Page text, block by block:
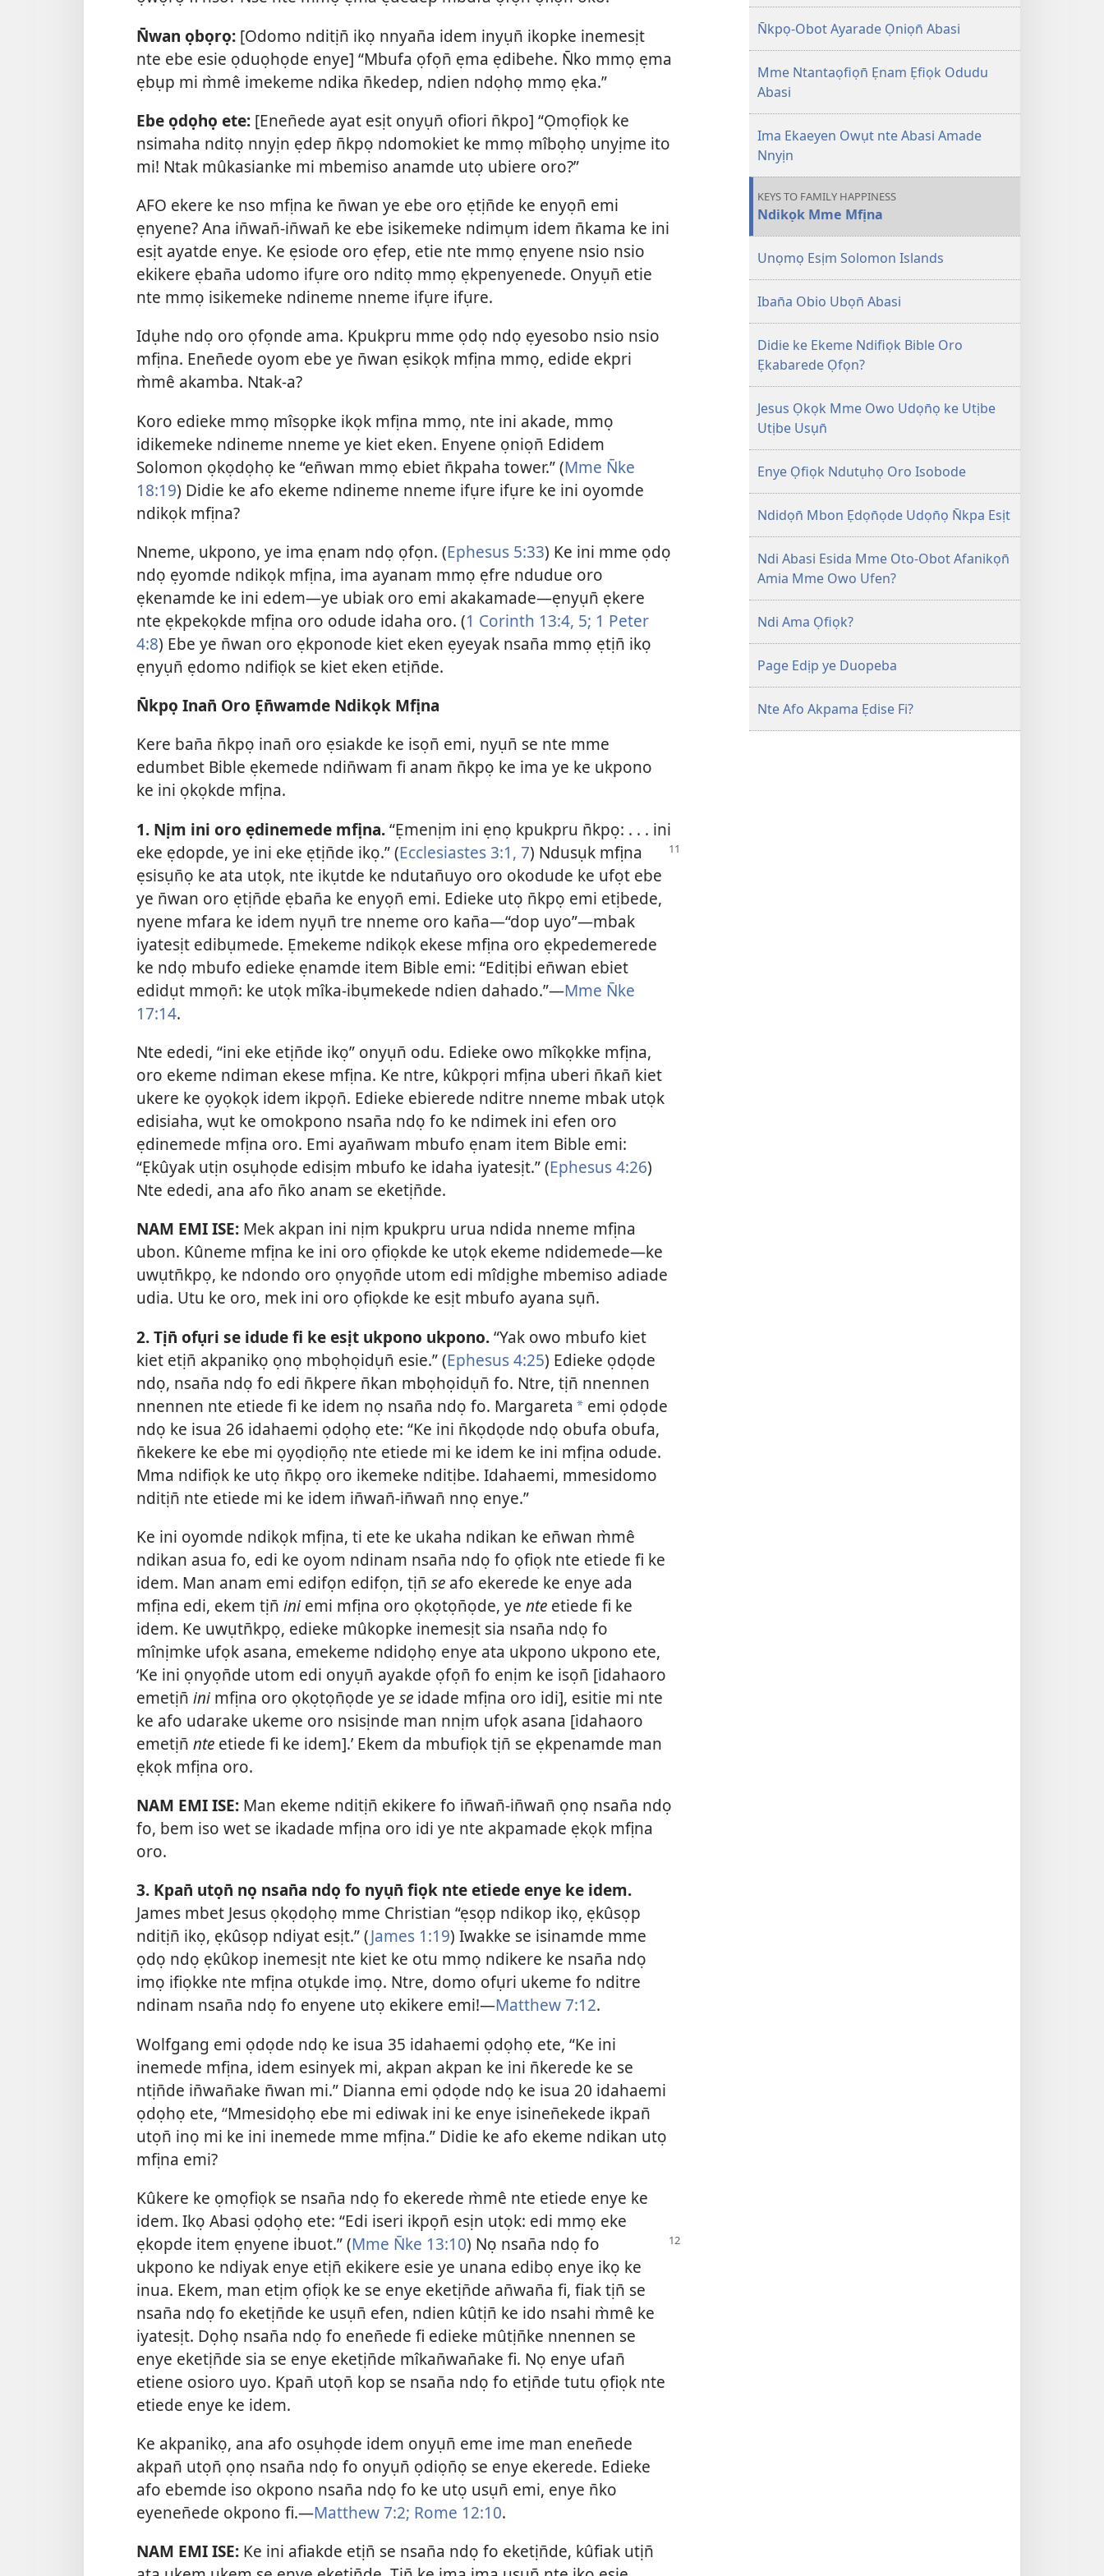
N̄wan ọbọrọ: [Odomo nditịn̄ ikọ nnyan̄a idem inyụn̄ ikopke inemesịt
nte ebe esie ọduọhọde enye] “Mbufa ọfọn̄ ẹma ẹdibehe. N̄ko mmọ ẹma
ẹbụp mi m̀mê imekeme ndika n̄kedep, ndien ndọhọ mmọ ẹka.”
Ebe ọdọhọ ete: [Enen̄ede ayat esịt onyụn̄ ofiori n̄kpo] “Ọmọfiọk ke
nsimaha nditọ nnyịn ẹdep n̄kpọ ndomokiet ke mmọ mîbọhọ unyịme ito
mi! Ntak mûkasianke mi mbemiso anamde utọ ubiere oro?”
AFO ekere ke nso mfịna ke n̄wan ye ebe oro ẹtịn̄de ke enyọn̄ emi
ẹnyene? Ana in̄wan̄-in̄wan̄ ke ebe isikemeke ndimụm idem n̄kama ke ini
esịt ayatde enye. Ke ẹsiode oro ẹfep, etie nte mmọ ẹnyene nsio nsio
ekikere ẹban̄a udomo ifụre oro nditọ mmọ ẹkpenyenede. Onyụn̄ etie
nte mmọ isikemeke ndineme nneme ifụre ifụre.
Idụhe ndọ oro ọfọnde ama. Kpukpru mme ọdọ ndọ ẹyesobo nsio nsio
mfịna. Enen̄ede oyom ebe ye n̄wan ẹsikọk mfịna mmọ, edide ekpri
m̀mê akamba. Ntak-a?
Koro edieke mmọ mîsọpke ikọk mfịna mmọ, nte ini akade, mmọ
idikemeke ndineme nneme ye kiet eken. Enyene ọniọn̄ Edidem
Solomon ọkọdọhọ ke “en̄wan mmọ ebiet n̄kpaha tower.” (Mme N̄ke
18:19) Didie ke afo ekeme ndineme nneme ifụre ifụre ke ini oyomde
ndikọk mfịna?
Nneme, ukpono, ye ima ẹnam ndọ ọfọn. (Ephesus 5:33) Ke ini mme ọdọ
ndọ ẹyomde ndikọk mfịna, ima ayanam mmọ ẹfre ndudue oro
ẹkenamde ke ini edem—ye ubiak oro emi akakamade—ẹnyụn̄ ẹkere
nte ẹkpekọkde mfịna oro odude idaha oro. (1 Corinth 13:4, 5; 1 Peter
4:8) Ebe ye n̄wan oro ẹkponode kiet eken ẹyeyak nsan̄a mmọ ẹtịn̄ ikọ
ẹnyụn̄ ẹdomo ndifiọk se kiet eken etịn̄de.
N̄kpọ Inan̄ Oro Ẹn̄wamde Ndikọk Mfịna
Kere ban̄a n̄kpọ inan̄ oro ẹsiakde ke isọn̄ emi, nyụn̄ se nte mme
edumbet Bible ẹkemede ndin̄wam fi anam n̄kpọ ke ima ye ke ukpono
ke ini ọkọkde mfịna.
1. Nịm ini oro ẹdinemede mfịna.“Ẹmenịm ini ẹnọ kpukpru n̄kpọ: . . . ini
eke ẹdopde, ye ini eke ẹtịn̄de ikọ.” (Ecclesiastes 3:1, 7) Ndusụk mfịna
ẹsisụn̄ọ ke ata utọk, nte ikụtde ke ndutan̄uyo oro okodude ke ufọt ebe
ye n̄wan oro ẹtịn̄de ẹban̄a ke enyọn̄ emi. Edieke utọ n̄kpọ emi etịbede,
nyene mfara ke idem nyụn̄ tre nneme oro kan̄a—“dop uyo”—mbak
iyatesịt edibụmede. Ẹmekeme ndikọk ekese mfịna oro ẹkpedemerede
ke ndọ mbufo edieke ẹnamde item Bible emi: “Editịbi en̄wan ebiet
edidụt mmọn̄: ke utọk mîka-ibụmekede ndien dahado.”—Mme N̄ke
17:14.
Nte ededi, “ini eke etịn̄de ikọ” onyụn̄ odu. Edieke owo mîkọkke mfịna,
oro ekeme ndiman ekese mfịna. Ke ntre, kûkpọri mfịna uberi n̄kan̄ kiet
ukere ke ọyọkọk idem ikpọn̄. Edieke ebierede nditre nneme mbak utọk
edisiaha, wụt ke omokpono nsan̄a ndọ fo ke ndimek ini efen oro
ẹdinemede mfịna oro. Emi ayan̄wam mbufo ẹnam item Bible emi:
“Ẹkûyak utịn osụhọde edisịm mbufo ke idaha iyatesịt.” (Ephesus 4:26)
Nte ededi, ana afo n̄ko anam se eketịn̄de.
NAM EMI ISE: Mek akpan ini nịm kpukpru urua ndida nneme mfịna
ubon. Kûneme mfịna ke ini oro ọfiọkde ke utọk ekeme ndidemede—ke
uwụtn̄kpọ, ke ndondo oro ọnyọn̄de utom edi mîdịghe mbemiso adiade
udia. Utu ke oro, mek ini oro ọfiọkde ke esịt mbufo ayana sụn̄.
2. Tịn̄ ofụri se idude fi ke esịt ukpono ukpono.“Yak owo mbufo kiet
kiet etịn̄ akpanikọ ọnọ mbọhọidụn̄ esie.” (Ephesus 4:25) Edieke ọdọde
ndọ, nsan̄a ndọ fo edi n̄kpere n̄kan mbọhọidụn̄ fo. Ntre, tịn̄ nnennen
nnennen nte etiede fi ke idem nọ nsan̄a ndọ fo. Margareta * emi ọdọde
ndọ ke isua 26 idahaemi ọdọhọ ete: “Ke ini n̄kọdọde ndọ obufa obufa,
n̄kekere ke ebe mi ọyọdiọn̄ọ nte etiede mi ke idem ke ini mfịna odude.
Mma ndifiọk ke utọ n̄kpọ oro ikemeke nditịbe. Idahaemi, mmesidomo
nditịn̄ nte etiede mi ke idem in̄wan̄-in̄wan̄ nnọ enye.”
Ke ini oyomde ndikọk mfịna, ti ete ke ukaha ndikan ke en̄wan m̀mê
ndikan asua fo, edi ke oyom ndinam nsan̄a ndọ fo ọfiọk nte etiede fi ke
idem. Man anam emi edifọn edifọn, tịn̄ se afo ekerede ke enye ada
mfịna edi, ekem tịn̄ ini emi mfịna oro ọkọtọn̄ọde, ye nte etiede fi ke
idem. Ke uwụtn̄kpọ, edieke mûkopke inemesịt sia nsan̄a ndọ fo
mînịmke ufọk asana, emekeme ndidọhọ enye ata ukpono ukpono ete,
‘Ke ini ọnyọn̄de utom edi onyụn̄ ayakde ọfọn̄ fo enịm ke isọn̄ [idahaoro
emetịn̄ ini mfịna oro ọkọtọn̄ọde ye se idade mfịna oro idi], esitie mi nte
ke afo udarake ukeme oro nsisịnde man nnịm ufọk asana [idahaoro
emetịn̄ nte etiede fi ke idem].’ Ekem da mbufiọk tịn̄ se ẹkpenamde man
ẹkọk mfịna oro.
NAM EMI ISE: Man ekeme nditịn̄ ekikere fo in̄wan̄-in̄wan̄ ọnọ nsan̄a ndọ
fo, bem iso wet se ikadade mfịna oro idi ye nte akpamade ẹkọk mfịna
oro.
3. Kpan̄ utọn̄ nọ nsan̄a ndọ fo nyụn̄ fiọk nte etiede enye ke idem.
James mbet Jesus ọkọdọhọ mme Christian “ẹsọp ndikop ikọ, ẹkûsọp
nditịn̄ ikọ, ẹkûsọp ndiyat esịt.” (James 1:19) Iwakke se isinamde mme
ọdọ ndọ ẹkûkop inemesịt nte kiet ke otu mmọ ndikere ke nsan̄a ndọ
imọ ifiọkke nte mfịna otụkde imọ. Ntre, domo ofụri ukeme fo nditre
ndinam nsan̄a ndọ fo enyene utọ ekikere emi!—Matthew 7:12.
Wolfgang emi ọdọde ndọ ke isua 35 idahaemi ọdọhọ ete, “Ke ini
inemede mfịna, idem esinyek mi, akpan akpan ke ini n̄kerede ke se
ntịn̄de in̄wan̄ake n̄wan mi.” Dianna emi ọdọde ndọ ke isua 20 idahaemi
ọdọhọ ete, “Mmesidọhọ ebe mi ediwak ini ke enye isinen̄ekede ikpan̄
utọn̄ inọ mi ke ini inemede mme mfịna.” Didie ke afo ekeme ndikan utọ
mfịna emi?
Kûkere ke ọmọfiọk se nsan̄a ndọ fo ekerede m̀mê nte etiede enye ke
idem. Ikọ Abasi ọdọhọ ete: “Edi iseri ikpọn̄ esịn utọk: edi mmọ eke
ẹkopde item ẹnyene ibuot.” (Mme N̄ke 13:10) Nọ nsan̄a ndọ fo
ukpono ke ndiyak enye etịn̄ ekikere esie ye unana edibọ enye ikọ ke
inua. Ekem, man etịm ọfiọk ke se enye eketịn̄de an̄wan̄a fi, fiak tịn̄ se
nsan̄a ndọ fo eketịn̄de ke usụn̄ efen, ndien kûtịn̄ ke ido nsahi m̀mê ke
iyatesịt. Dọhọ nsan̄a ndọ fo enen̄ede fi edieke mûtịn̄ke nnennen se
enye eketịn̄de sia se enye eketịn̄de mîkan̄wan̄ake fi. Nọ enye ufan̄
etiene osioro uyo. Kpan̄ utọn̄ kop se nsan̄a ndọ fo etịn̄de tutu ọfiọk nte
etiede enye ke idem.
Ke akpanikọ, ana afo osụhọde idem onyụn̄ eme ime man enen̄ede
akpan̄ utọn̄ ọnọ nsan̄a ndọ fo onyụn̄ ọdiọn̄ọ se enye ekerede. Edieke
afo ebemde iso okpono nsan̄a ndọ fo ke utọ usụn̄ emi, enye n̄ko
eyenen̄ede okpono fi.—Matthew 7:2; Rome 12:10.
NAM EMI ISE: Ke ini afiakde etịn̄ se nsan̄a ndọ fo eketịn̄de, kûfiak utịn̄
N̄kpọ-Obot Ayarade Ọniọn̄ Abasi
Mme Ntantaọfiọn̄ Ẹnam Ẹfiọk Odudu
Abasi
Ima Ekaeyen Owụt nte Abasi Amade
Nnyịn
KEYS TO FAMILY HAPPINESS
Ndikọk Mme Mfịna
Unọmọ Esịm Solomon Islands
Iban̄a Obio Ubọn̄ Abasi
Didie ke Ekeme Ndifiọk Bible Oro
Ẹkabarede Ọfọn?
Jesus Ọkọk Mme Owo Udọn̄ọ ke Utịbe
Utịbe Usụn̄
Enye Ọfiọk Ndutụhọ Oro Isobode
Ndidọn̄ Mbon Ẹdọn̄ọde Udọn̄ọ N̄kpa Esịt
Ndi Abasi Esida Mme Oto-Obot Afanikọn̄
Amia Mme Owo Ufen?
Ndi Ama Ọfiọk?
Page Edịp ye Duopeba
Nte Afo Akpama Ẹdise Fi?